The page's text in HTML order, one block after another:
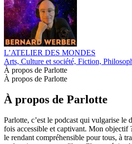
L’ATELIER DES MONDES
Arts, Culture et société, Fiction,
À propos de Parlotte
À propos de Parlotte
À propos de Parlotte
Parlotte, c’est le podcast qui vulgarise le
fois accessible et captivant. Mon objectif
le rendant compréhensible pour tous, à